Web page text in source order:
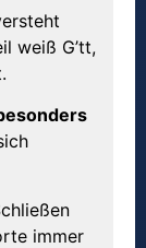
weiß G’tt,
immer